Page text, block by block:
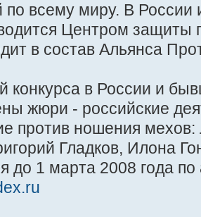
по всему миру. В
Центром защиты
в состав Альянса
конкурса в России и
жюри - российские
против ношения
Гладков, Илона
до 1 марта 2008 года